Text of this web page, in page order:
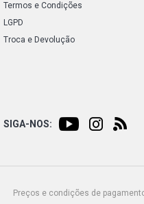
Termos e Condições
LGPD
Troca e Devolução
SIGA-NOS:
Preços e condições de